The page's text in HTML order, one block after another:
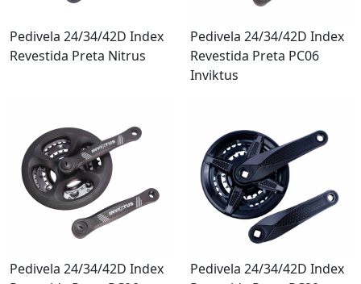
Pedivela 24/34/42D Index
Revestida Preta Nitrus
Pedivela 24/34/42D Index
Revestida Preta PC06
Inviktus
Pedivela 24/34/42D Index
Pedivela 24/34/42D Index